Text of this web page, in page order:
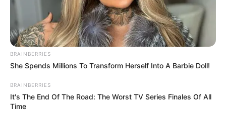
BRAINBERRIES
She Spends Millions To Transform Herself Into A Barbie Doll!
BRAINBERRIES
It's The End Of The Road: The Worst TV Series Finales Of All
Time